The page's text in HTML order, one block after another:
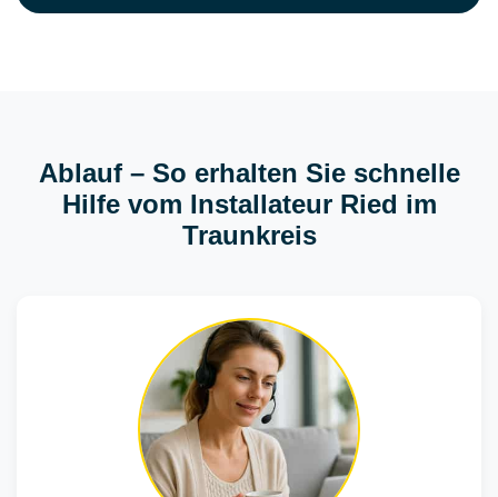
Ablauf – So erhalten Sie schnelle
Hilfe vom Installateur Ried im
Traunkreis